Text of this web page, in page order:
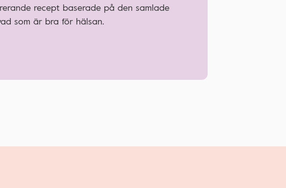
recept baserade på den samlade
som är bra för hälsan.